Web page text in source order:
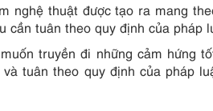
nghệ thuật được tạo ra mang
cần tuân theo quy định của pháp
truyền đi những cảm hứng
tuân theo quy định của pháp